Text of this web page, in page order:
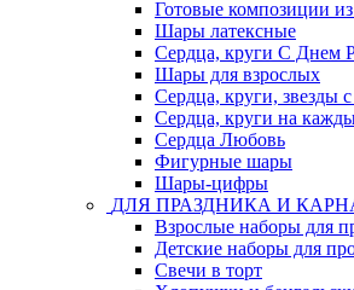
Готовые композиции
Шары латексные
Сердца, круги С Днем
Шары для взрослых
Сердца, круги, звезды
Сердца, круги на
Сердца Любовь
Фигурные шары
Шары-цифры
ДЛЯ ПРАЗДНИКА И
Взрослые наборы для
Детские наборы для
Свечи в торт